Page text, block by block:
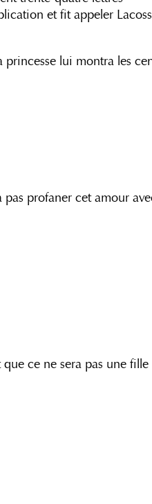
et fit appeler
lui montra les
profaner cet amour
ce ne sera pas une fille